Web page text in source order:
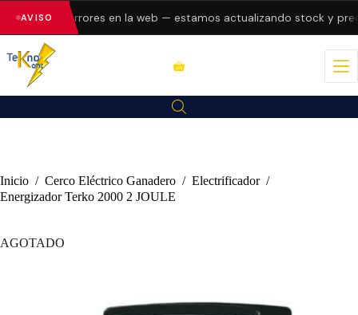
AVISO errores en la web — estamos actualizando stock y
Inicio / Cerco Eléctrico Ganadero / Electrificador /
Energizador Terko 2000 2 JOULE
AGOTADO